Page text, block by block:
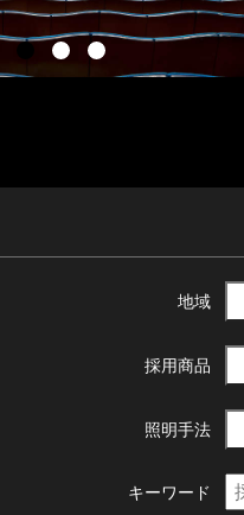
地域
採用商品
照明手法
キーワード